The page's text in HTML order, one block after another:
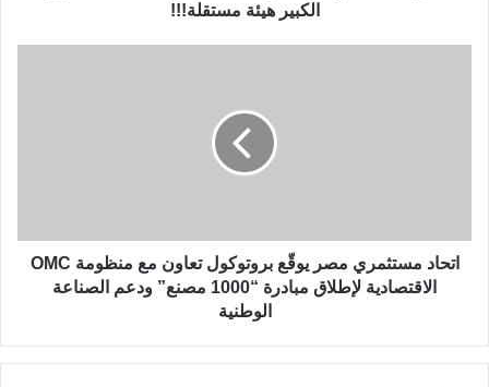
الكبير هيئة مستقلة!!!
اتحاد مستثمري مصر يوقّع بروتوكول تعاون مع منظومة OMC
الاقتصادية لإطلاق مبادرة “1000 مصنع” ودعم الصناعة
الوطنية